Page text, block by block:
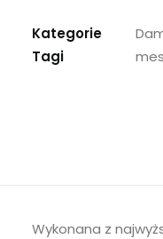
Kategorie
Tagi
Wykonana z